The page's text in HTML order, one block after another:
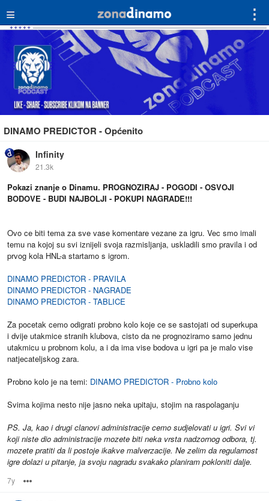
≡ ⋮
DINAMO PREDICTOR - Općenito
Infinity
21.3k
Pokazi znanje o Dinamu. PROGNOZIRAJ - POGODI - OSVOJI
BODOVE - BUDI NAJBOLJI - POKUPI NAGRADE!!!
Ovo ce biti tema za sve vase komentare vezane za igru. Vec smo imali
temu na kojoj su svi iznijeli svoja razmisljanja, uskladili smo pravila i od
prvog kola HNL-a startamo s igrom.
DINAMO PREDICTOR - PRAVILA
DINAMO PREDICTOR - NAGRADE
DINAMO PREDICTOR - TABLICE
Za pocetak cemo odigrati probno kolo koje ce se sastojati od superkupa
i dvije utakmice stranih klubova, cisto da ne prognoziramo samo jednu
utakmicu u probnom kolu, a i da ima vise bodova u igri pa je malo vise
natjecateljskog zara.
Probno kolo je na temi: DINAMO PREDICTOR - Probno kolo
Svima kojima nesto nije jasno neka upitaju, stojim na raspolaganju
PS. Ja, kao i drugi clanovi administracije cemo sudjelovati u igri. Svi vi
koji niste dio administracije mozete biti neka vrsta nadzornog odbora, tj.
mozete pratiti da li postoje ikakve malverzacije. Ne zelim da regularnost
igre dolazi u pitanje, ja svoju nagradu svakako planiram pokloniti dalje.
7y